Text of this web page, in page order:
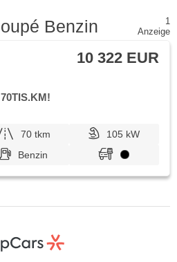
Benzin
1
Anzeige
10 322 EUR
70 tkm
105 kW
Benzin